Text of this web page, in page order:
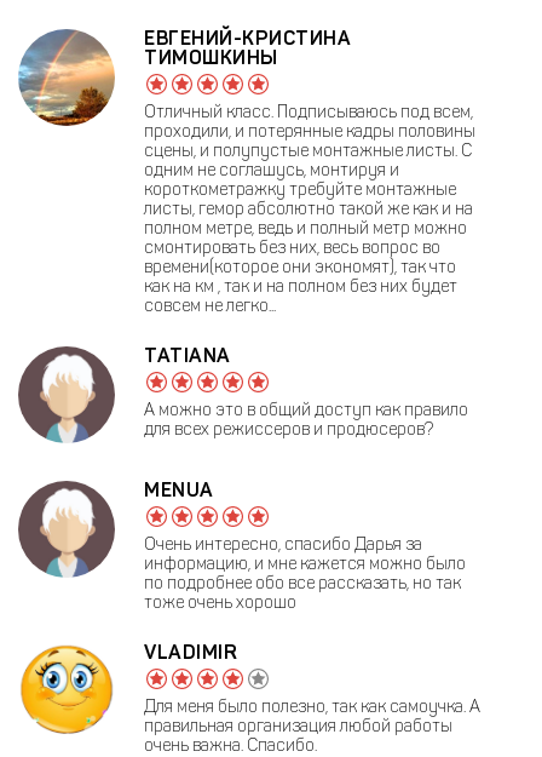
ЕВГЕНИЙ-КРИСТИНА
ТИМОШКИНЫ
Отличный класс. Подписываюсь под всем,
проходили, и потерянные кадры половины
сцены, и полупустые монтажные листы. С
одним не соглашусь, монтируя и
короткометражку требуйте монтажные
листы, гемор абсолютно такой же как и на
полном метре, ведь и полный метр можно
смонтировать без них, весь вопрос во
времени(которое они экономят), так что
как на км , так и на полном без них будет
совсем не легко...
TATIANA
А можно это в общий доступ как правило
для всех режиссеров и продюсеров?
MENUA
Очень интересно, спасибо Дарья за
информацию, и мне кажется можно было
по подробнее обо все рассказать, но так
тоже очень хорошо
VLADIMIR
Для меня было полезно, так как самоучка. А
правильная организация любой работы
очень важна. Спасибо.